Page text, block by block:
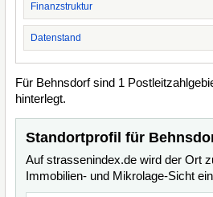
Finanzstruktur
Datenstand
Für Behnsdorf sind 1
hinterlegt.
Standortprofil für
Auf strassenindex.de wird der Ort
Immobilien- und Mikrolage-Sicht